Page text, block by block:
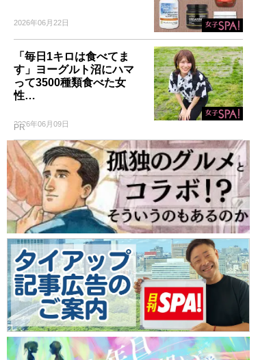
2026年06月22日
「毎日1キロは食べてま
す」ヨーグルト沼にハマ
って3500種類食べた女
性…
2026年06月09日
PR